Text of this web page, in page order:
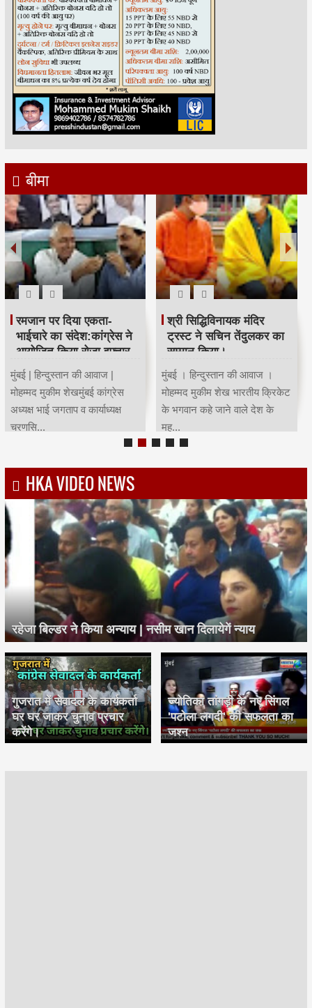
बीमा
रमजान पर दिया एकता-
भाईचारे का संदेश:कांग्रेस ने
आयोजित किया रोजा इफ्तार
मुंबई | हिन्दुस्तान की आवाज |
मोहम्मद मुकीम शेखमुंबई कांग्रेस
अध्यक्ष भाई जगताप व कार्याध्यक्ष
चरणसि...
श्री सिद्धिविनायक मंदिर
ट्रस्ट ने सचिन तेंदुलकर का
सम्मान किया।
मुंबई । हिन्दुस्तान की आवाज ।
मोहम्मद मुकीम शेख भारतीय क्रिकेट
के भगवान कहे जाने वाले देश के
मह...
HKA VIDEO NEWS
रहेजा बिल्डर ने किया अन्याय | नसीम खान दिलायेगें न्याय
गुजरात में सेवादल के कार्यकर्ता
घर घर जाकर चुनाव प्रचार
करेंगे।
ज्योतिका तांगड़ी के नए सिंगल
'पटोला लगदी' की सफलता का
जश्न